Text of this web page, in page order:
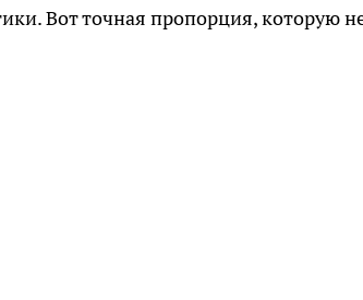
Вот точная пропорция, которую